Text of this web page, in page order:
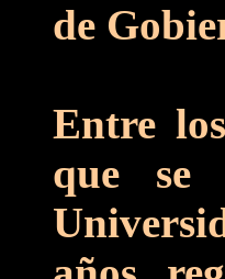
de
Entre
que se